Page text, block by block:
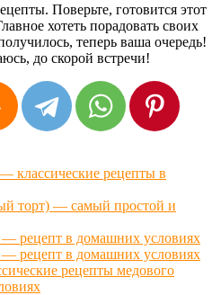
Поверьте, готовится этот
хотеть порадовать своих
теперь ваша очередь!
до скорой встречи!
классические рецепты в
торт) — самый простой и
рецепт в домашних условиях
— рецепт в домашних условиях
рецепты медового